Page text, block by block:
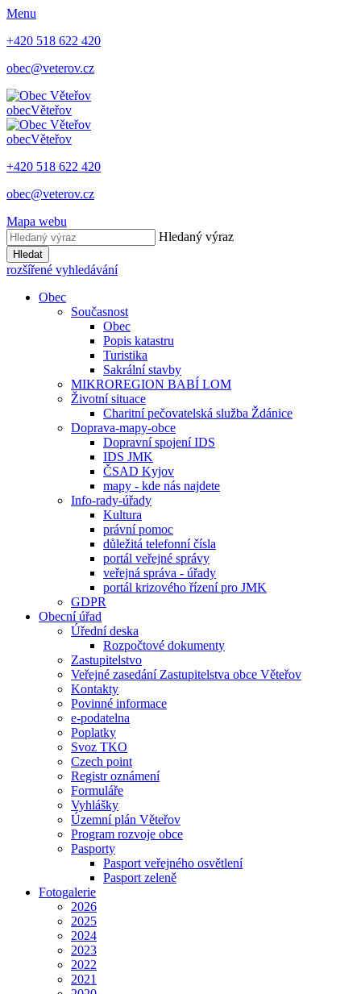
Menu
+420 518 622 420
obec@veterov.cz
obecVěteřov
obecVěteřov
+420 518 622 420
obec@veterov.cz
Mapa webu
Hledaný výraz
Hledat
rozšířené vyhledávání
Obec
Současnost
Obec
Popis katastru
Turistika
Sakrální stavby
MIKROREGION BABÍ LOM
Životní situace
Charitní pečovatelská služba Ždánice
Doprava-mapy-obce
Dopravní spojení IDS
IDS JMK
ČSAD Kyjov
mapy - kde nás najdete
Info-rady-úřady
Kultura
právní pomoc
důležitá telefonní čísla
portál veřejné správy
veřejná správa - úřady
portál krizového řízení pro JMK
GDPR
Obecní úřad
Úřední deska
Rozpočtové dokumenty
Zastupitelstvo
Veřejné zasedání Zastupitelstva obce Věteřov
Kontakty
Povinné informace
e-podatelna
Poplatky
Svoz TKO
Czech point
Registr oznámení
Formuláře
Vyhlášky
Územní plán Věteřov
Program rozvoje obce
Pasporty
Pasport veřejného osvětlení
Pasport zeleně
Fotogalerie
2026
2025
2024
2023
2022
2021